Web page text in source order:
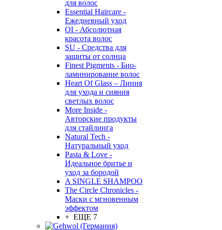
для волос
Essential Haircare -
Eжедневный уход
OI - Абсолютная
красота волос
SU - Средства для
защиты от солнца
Finest Pigments - Био-
ламинирование волос
Heart Of Glass – Линия
для ухода и сияния
светлых волос
More Inside -
Авторские продукты
для стайлинга
Natural Tech -
Натуральный уход
Pasta & Love -
Идеальное бритье и
уход за бородой
A SINGLE SHAMPOO
The Circle Chronicles -
Маски с мгновенным
эффектом
+ ЕЩЕ 7